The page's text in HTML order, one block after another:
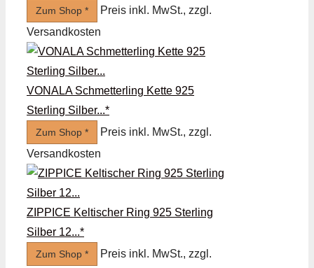
Zum Shop *
Preis inkl. MwSt., zzgl.
Versandkosten
VONALA Schmetterling Kette 925
Sterling Silber...*
Zum Shop *
Preis inkl. MwSt., zzgl.
Versandkosten
ZIPPICE Keltischer Ring 925 Sterling
Silber 12...*
Zum Shop * Preis inkl. MwSt., zzgl.